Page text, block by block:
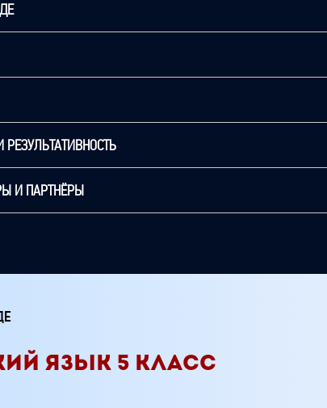
РЕЗУЛЬТАТИВНОСТЬ
И ПАРТНЁРЫ
ЯЗЫК 5 КЛАСС